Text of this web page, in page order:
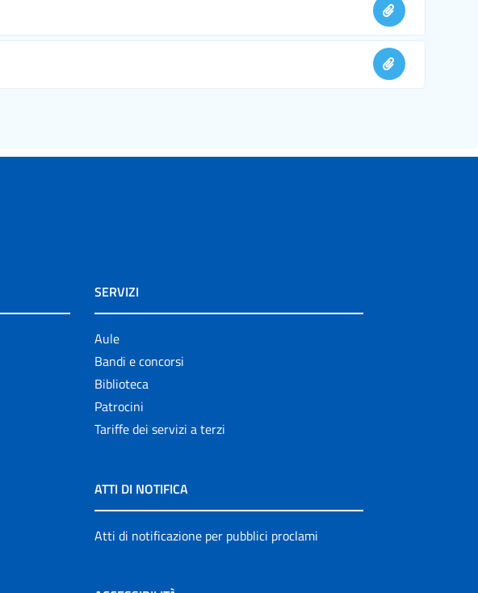
SERVIZI
Aule
Bandi e concorsi
Biblioteca
Patrocini
Tariffe dei servizi a terzi
ATTI DI NOTIFICA
Atti di notificazione per pubblici proclami